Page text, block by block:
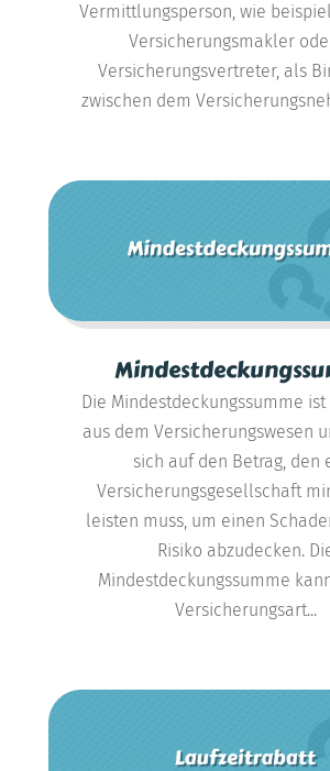
Vermittlungsperson, wie
Versicherungsmakler
Versicherungsvertreter, als
zwischen dem
Die Mindestdeckungssumme
aus dem Versicherungswesen
sich auf den Betrag, den
Versicherungsgesellschaft
leisten muss, um einen
Risiko abzudecken.
Mindestdeckungssumme
Versicherungsart...